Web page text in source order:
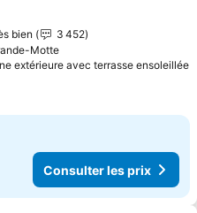
les prix
bien
3 452
Motte
extérieure avec terrasse ensoleillée
Consulter les prix